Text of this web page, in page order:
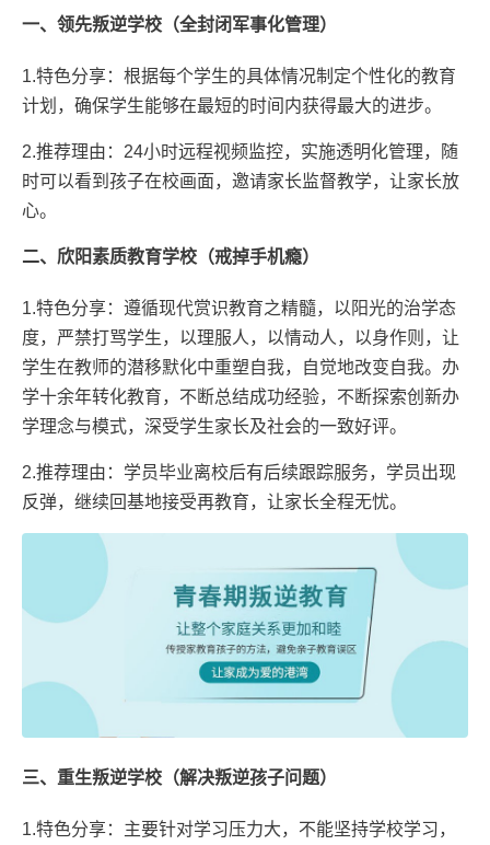
一、领先叛逆学校（全封闭军事化管理）
1.特色分享：根据每个学生的具体情况制定个性化的教育
计划，确保学生能够在最短的时间内获得最大的进步。
2.推荐理由：24小时远程视频监控，实施透明化管理，随
时可以看到孩子在校画面，邀请家长监督教学，让家长放
心。
二、欣阳素质教育学校（戒掉手机瘾）
1.特色分享：遵循现代赏识教育之精髓，以阳光的治学态
度，严禁打骂学生，以理服人，以情动人，以身作则，让
学生在教师的潜移默化中重塑自我，自觉地改变自我。办
学十余年转化教育，不断总结成功经验，不断探索创新办
学理念与模式，深受学生家长及社会的一致好评。
2.推荐理由：学员毕业离校后有后续跟踪服务，学员出现
反弹，继续回基地接受再教育，让家长全程无忧。
三、重生叛逆学校（解决叛逆孩子问题）
1.特色分享：主要针对学习压力大，不能坚持学校学习，